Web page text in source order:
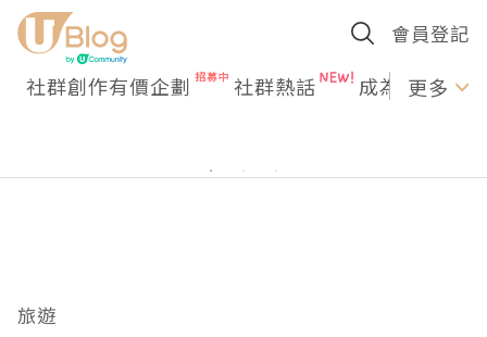
會員登記
社群創作有價企劃 社群熱話 成為U更多
旅遊